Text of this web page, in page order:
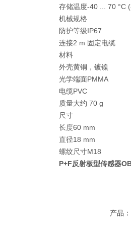
存储温度-40 ... 70 °C
机械规格
防护等级IP67
连接2 m 固定电缆
材料
外壳黄铜，镀镍
光学端面PMMA
电缆PVC
质量大约 70 g
尺寸
长度60 mm
直径18 mm
螺纹尺寸M18
P+F反射板型传感器
产品：